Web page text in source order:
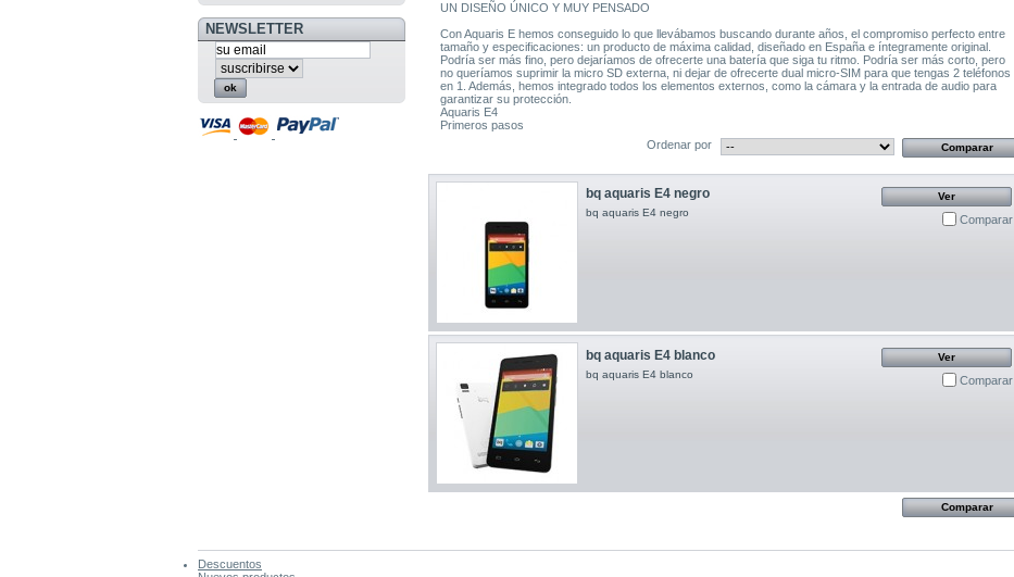
NEWSLETTER
UN DISEÑO ÚNICO Y MUY PENSADO
Con Aquaris E hemos conseguido lo que llevábamos buscando durante años, el compromiso perfecto entre
tamaño y especificaciones: un producto de máxima calidad, diseñado en España e íntegramente original.
Podría ser más fino, pero dejaríamos de ofrecerte una batería que siga tu ritmo. Podría ser más corto, pero
no queríamos suprimir la micro SD externa, ni dejar de ofrecerte dual micro-SIM para que tengas 2 teléfonos
en 1. Además, hemos integrado todos los elementos externos, como la cámara y la entrada de audio para
garantizar su protección.
Aquaris E4
Primeros pasos
Ordenar por
bq aquaris E4 negro
bq aquaris E4 negro
Ver
Comparar
bq aquaris E4 blanco
bq aquaris E4 blanco
Ver
Comparar
Descuentos